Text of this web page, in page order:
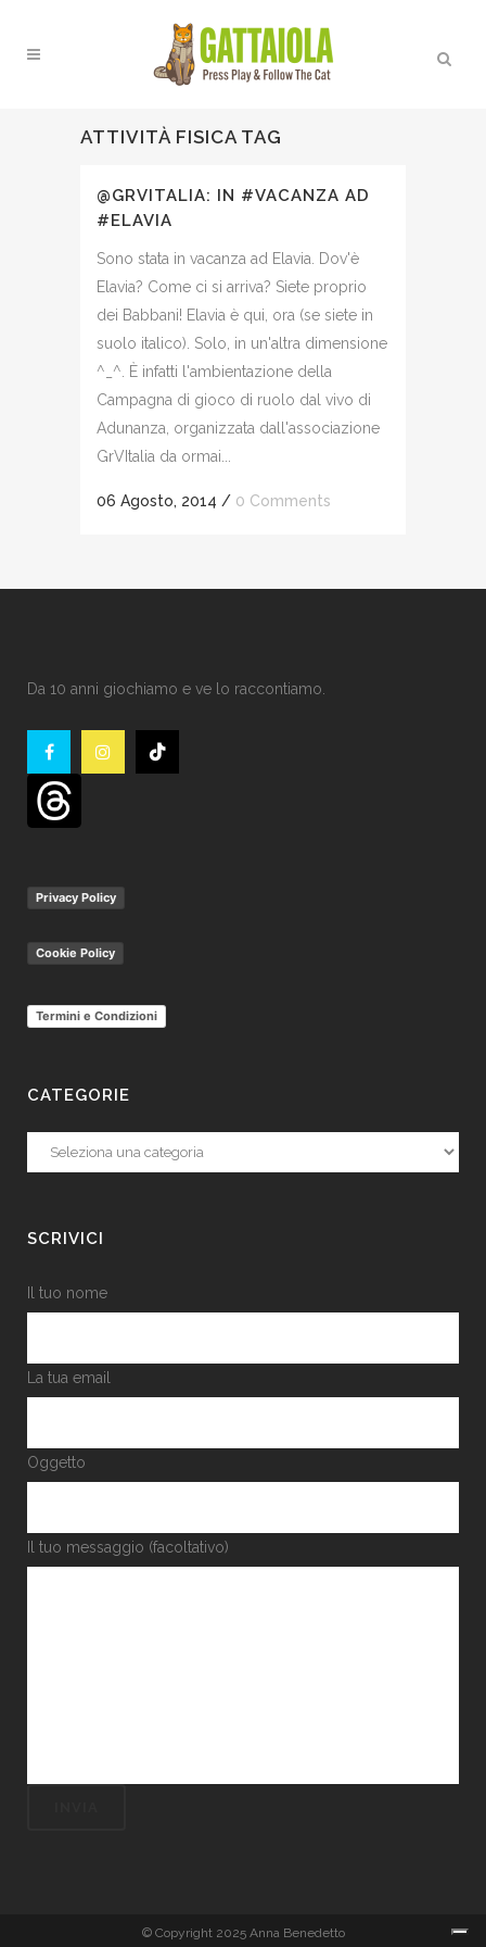
ATTIVITÀ FISICA TAG
@GRVITALIA: IN #VACANZA AD
#ELAVIA
Sono stata in vacanza ad Elavia. Dov'è
Elavia? Come ci si arriva? Siete proprio
dei Babbani! Elavia è qui, ora (se siete in
suolo italico). Solo, in un'altra dimensione
^_^. È infatti l'ambientazione della
Campagna di gioco di ruolo dal vivo di
Adunanza, organizzata dall'associazione
GrVItalia da ormai...
06 Agosto, 2014 / 0 Comments
Da 10 anni giochiamo e ve lo raccontiamo.
Privacy Policy
Cookie Policy
Termini e Condizioni
CATEGORIE
Categorie
SCRIVICI
Il tuo nome
La tua email
Oggetto
Il tuo messaggio (facoltativo)
© Copyright 2025 Anna Benedetto